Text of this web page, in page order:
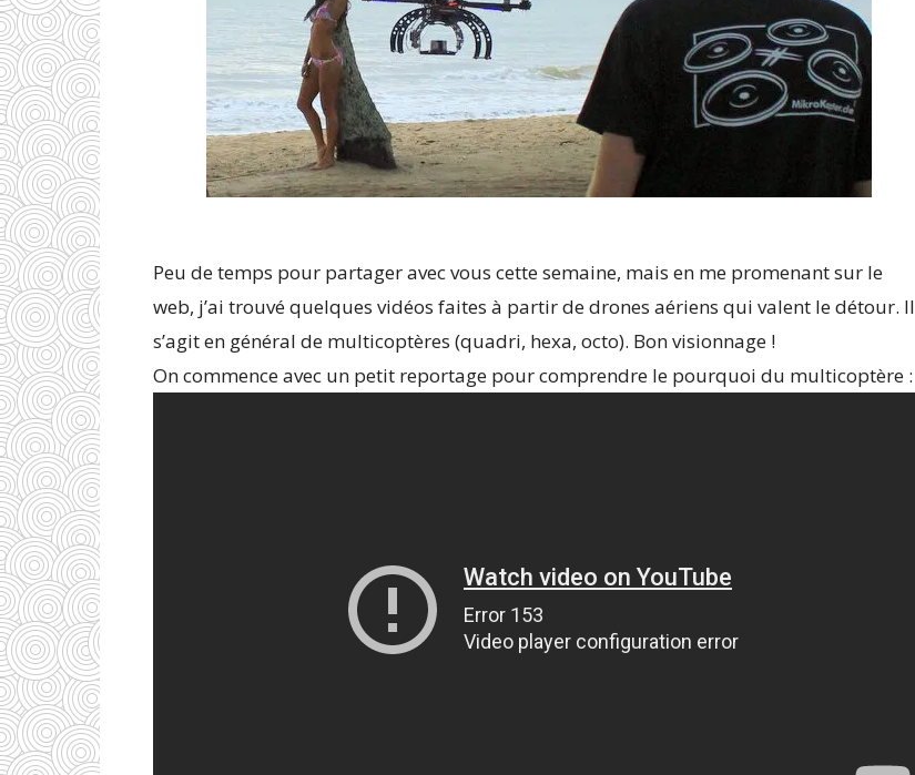
Peu de temps pour partager avec vous cette semaine, mais en me promenant sur le
web, j’ai trouvé quelques vidéos faites à partir de drones aériens qui valent le détour. Il
s’agit en général de multicoptères (quadri, hexa, octo). Bon visionnage !
On commence avec un petit reportage pour comprendre le pourquoi du multicoptère :